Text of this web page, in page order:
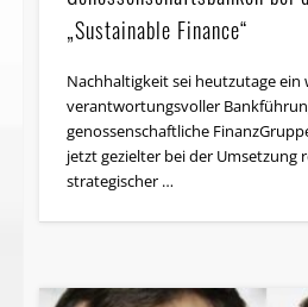
„Sustainable Finance“
Nachhaltigkeit sei heutzutage
verantwortungsvoller
genossenschaftliche
jetzt gezielter bei der Umsetzung
strategischer …